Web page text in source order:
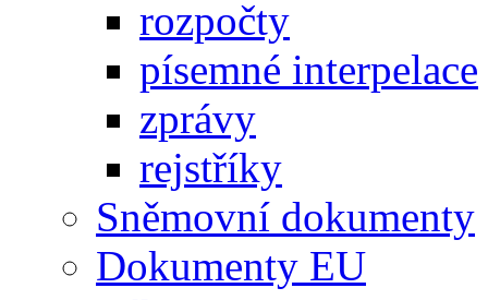
rozpočty
písemné interpelace
zprávy
rejstříky
Sněmovní dokumenty
Dokumenty EU